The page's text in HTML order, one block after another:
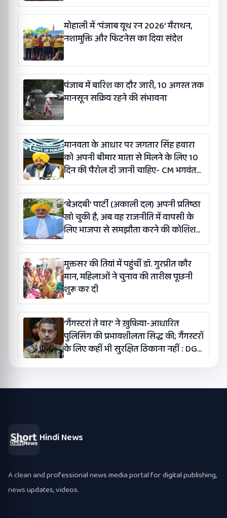
मोहाली में ‘पंजाब यूथ रन 2026’ मैराथन,
नशामुक्ति और फिटनेस का दिया संदेश
पंजाब में बारिश का दौर जारी, 10 अगस्त तक
मानसून सक्रिय रहने की संभावना
मानवता के आधार पर जगतार सिंह हवारा
को अपनी बीमार माता से मिलने के लिए 10
दिन की पैरोल दी जानी चाहिए- CM भगवंत
सिंह मान
‘बेअदबी’ पार्टी (अकाली दल) अपनी प्रतिष्ठा
खो चुकी है, अब वह राजनीति में वापसी के
लिए भाजपा से समझौता करने की कोशिश
कर रही है: बलतेज पन्नू
मुक्तसर की तियां में पहुंचीं डॉ. गुरप्रीत कौर
मान, महिलाओं ने चुनाव की तारीख पूछनी
शुरू कर दी
‘गैंगस्टरां ते वार’ ने ख़ुफ़िया-आधारित
पुलिसिंग की प्रभावशीलता सिद्ध की; गैंगस्टरों
के लिए कहीं भी सुरक्षित ठिकाना नहीं : DGP
Hindi News
A clean and professional news media portal for digital publishing,
news updates, videos.